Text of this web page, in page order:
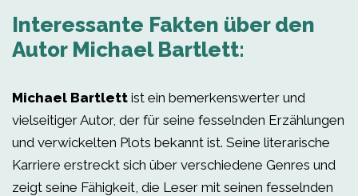
Interessante Fakten über den
Autor Michael Bartlett:
Michael Bartlett ist ein bemerkenswerter und
vielseitiger Autor, der für seine fesselnden Erzählungen
und verwickelten Plots bekannt ist. Seine literarische
Karriere erstreckt sich über verschiedene Genres und
zeigt seine Fähigkeit, die Leser mit seinen fesselnden